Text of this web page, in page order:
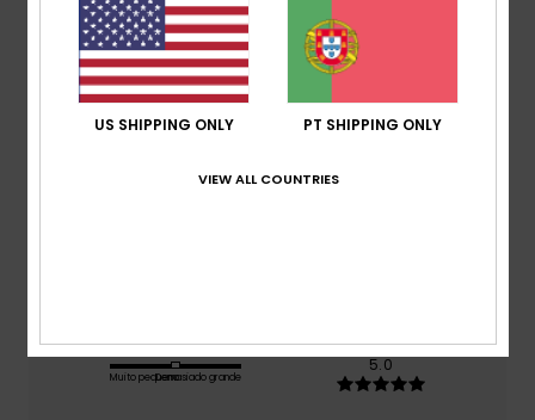
baseado em1 avaliações verificadas
100% dos nossos clientes recomendam este
Tamanho
Muito pequenoDemasiado grande
Material
5.0
US SHIPPING ONLY PT SHIPPING ONLY
VIEW ALL COUNTRIES